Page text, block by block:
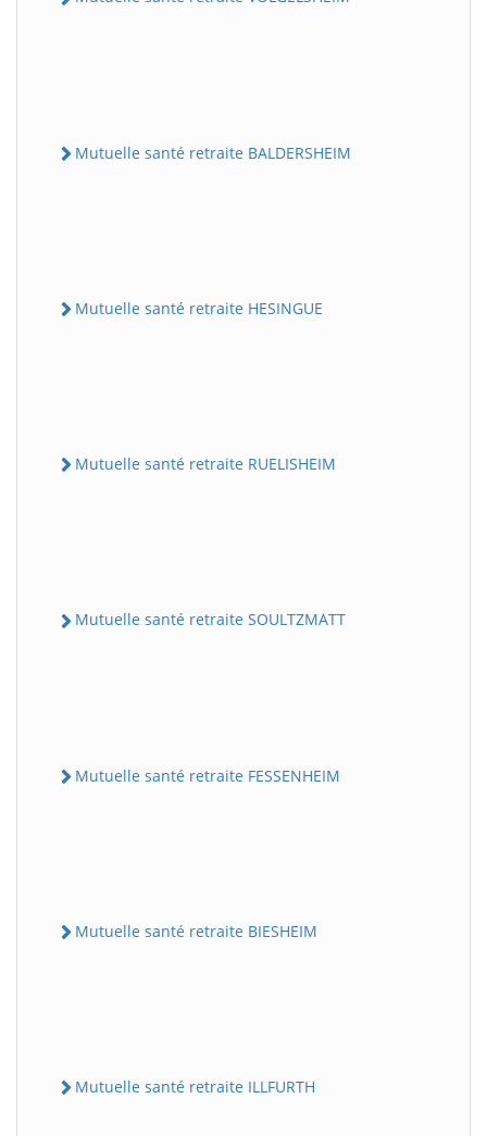
Mutuelle santé retraite BALDERSHEIM
Mutuelle santé retraite HESINGUE
Mutuelle santé retraite RUELISHEIM
Mutuelle santé retraite SOULTZMATT
Mutuelle santé retraite FESSENHEIM
Mutuelle santé retraite BIESHEIM
Mutuelle santé retraite ILLFURTH